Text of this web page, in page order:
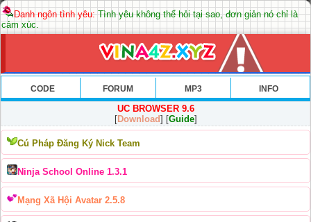
Danh ngôn tình yêu:Tình yêu không thể hỏi tại sao, đơn giản nó chỉ là
cảm xúc.
CODE FORUM MP3 INFO
UC BROWSER 9.6
[Download] [Guide]
Cú Pháp Đăng Ký Nick Team
Ninja School Online 1.3.1
Mạng Xã Hội Avatar 2.5.8